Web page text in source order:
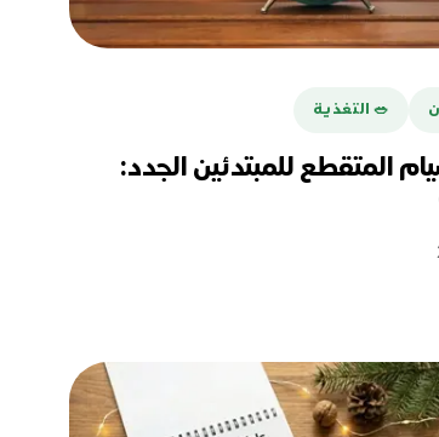
🥗 التغذية
المتقطع للمبتدئين الجدد: